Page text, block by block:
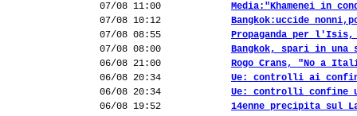
07/08 11:00
Media:"Khamenei in
07/08 10:12
Bangkok:uccide
07/08 08:55
Propaganda per l'Isis,
07/08 08:00
Bangkok, spari in
06/08 21:00
Rogo Crans, "No a
06/08 20:34
Ue: controlli ai
06/08 20:34
Ue: controlli confine
06/08 19:52
14enne precipita sul